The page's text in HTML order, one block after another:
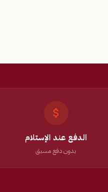
الدفع عند الإستلام
بدون دفع مسبق